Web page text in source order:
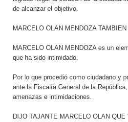
de alcanzar el objetivo.
MARCELO OLAN MENDOZA
MARCELO OLAN MENDOZA es un
que ha sido intimidado.
Por lo que procedió como ciudadano y
ante la Fiscalía General de la
amenazas e intimidaciones.
DIJO TAJANTE MARCELO OLAN